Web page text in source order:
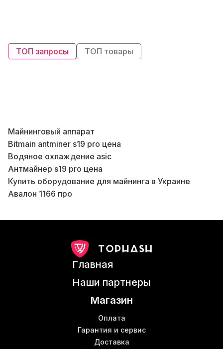
ТОП запросы ТОП товары
Майнинговый аппарат
Bitmain antminer s19 pro цена
Водяное охлаждение asic
Антмайнер s19 pro цена
Купить оборудование для майнинга в Украине
Авалон 1166 про
Whatsminer m50
M10s whatsminer
Создание майнера
Патч корды цены
Майнинг оборудование asic
Купить асики для майнинга
Главная
Наши партнеры
Магазин
Оплата
Гарантия и сервис
Доставка